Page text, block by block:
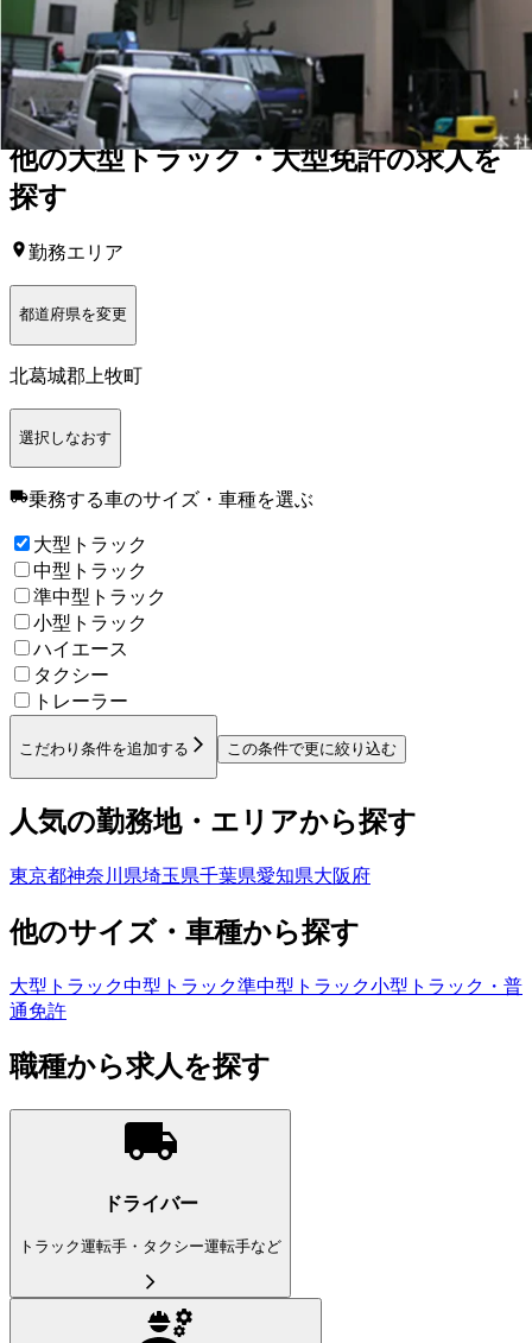
正社員手積み手降ろしなし産業廃棄物
ク・中型免許2トン 未経験者歓迎
残業ほぼなし
年末年始休暇夏季休暇週休2日土日休み
気になる 詳しく見る
他の大型トラック・大型免許の求人を
探す
勤務エリア
都道府県を変更
北葛城郡上牧町
選択しなおす
乗務する車のサイズ・車種を選ぶ
大型トラック
中型トラック
準中型トラック
小型トラック
ハイエース
タクシー
トレーラー
こだわり条件を追加する この条件で更に絞り込む
人気の勤務地・エリアから探す
東京都神奈川県埼玉県千葉県愛知県大阪府
他のサイズ・車種から探す
大型トラック中型トラック準中型トラック小型トラック・普
通免許
職種から求人を探す
ドライバー
トラック運転手・タクシー運転手など